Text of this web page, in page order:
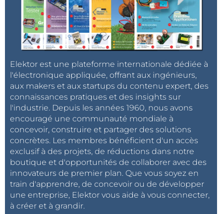
Elektor est une plateforme internationale dédiée à
l'électronique appliquée, offrant aux ingénieurs,
aux makers et aux startups du contenu expert, des
connaissances pratiques et des insights sur
l'industrie. Depuis les années 1960, nous avons
encouragé une communauté mondiale à
concevoir, construire et partager des solutions
concrètes. Les membres bénéficient d'un accès
exclusif à des projets, de réductions dans notre
boutique et d'opportunités de collaborer avec des
innovateurs de premier plan. Que vous soyez en
train d'apprendre, de concevoir ou de développer
une entreprise, Elektor vous aide à vous connecter,
à créer et à grandir.